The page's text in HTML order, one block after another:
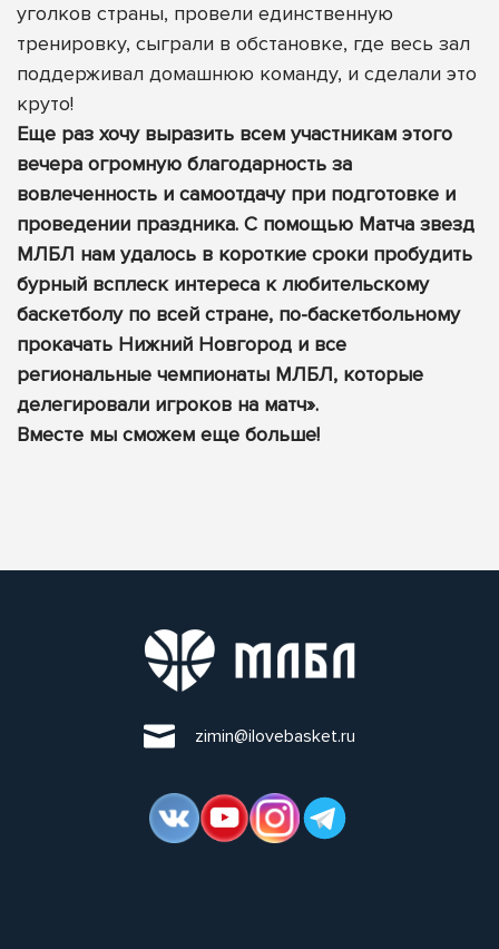
уголков страны, провели единственную
тренировку, сыграли в обстановке, где весь зал
поддерживал домашнюю команду, и сделали это
круто!
Еще раз хочу выразить всем участникам этого
вечера огромную благодарность за
вовлеченность и самоотдачу при подготовке и
проведении праздника. С помощью Матча звезд
МЛБЛ нам удалось в короткие сроки пробудить
бурный всплеск интереса к любительскому
баскетболу по всей стране, по-баскетбольному
прокачать Нижний Новгород и все
региональные чемпионаты МЛБЛ, которые
делегировали игроков на матч».
Вместе мы сможем еще больше!
zimin@ilovebasket.ru